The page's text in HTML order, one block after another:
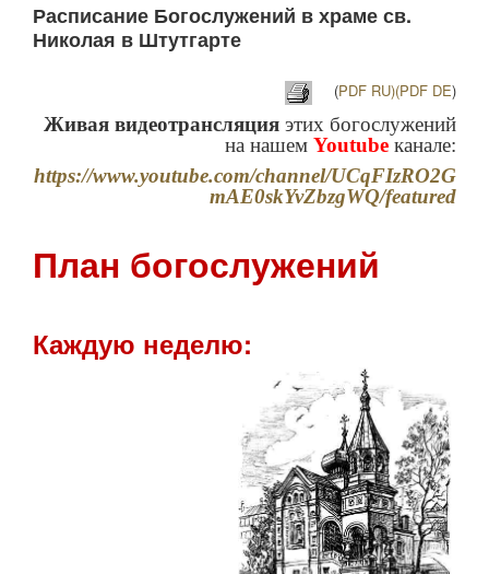
Расписание Богослужений в храме св.
Николая в Штутгарте
(PDF RU)(PDF DE)
Живая видеотрансляция этих богослужений
на нашем Youtube канале:
https://www.youtube.com/channel/UCqFIzRO2G
mAE0skYvZbzgWQ/featured
План богослужений
Каждую неделю: